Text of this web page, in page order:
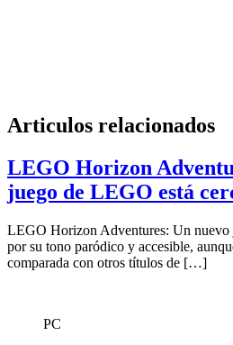
Articulos relacionados
LEGO Horizon
juego de LEGO está
LEGO Horizon Adventures: Un
por su tono paródico y accesible,
comparada con otros títulos de […]
PC